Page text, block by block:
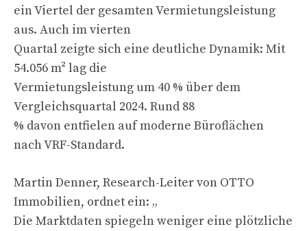
ein Viertel der gesamten Vermietungsleistung
aus. Auch im vierten
Quartal zeigte sich eine deutliche Dynamik: Mit
54.056 m² lag die
Vermietungsleistung um 40 % über dem
Vergleichsquartal 2024. Rund 88
% davon entfielen auf moderne Büroflächen
nach VRF-Standard.
Martin Denner, Research-Leiter von OTTO
Immobilien, ordnet ein: „
Die Marktdaten spiegeln weniger eine plötzliche